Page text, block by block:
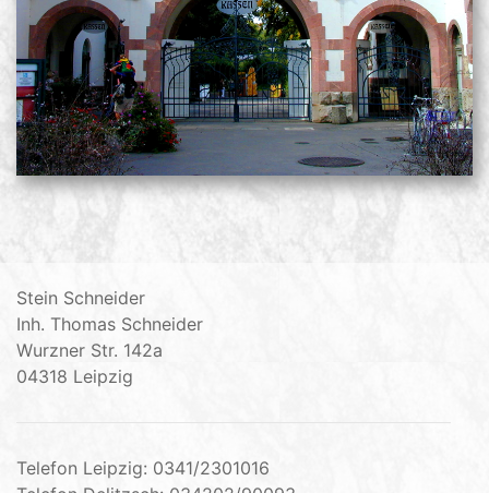
Stein Schneider
Inh. Thomas Schneider
Wurzner Str. 142a
04318 Leipzig
Telefon Leipzig: 0341/2301016